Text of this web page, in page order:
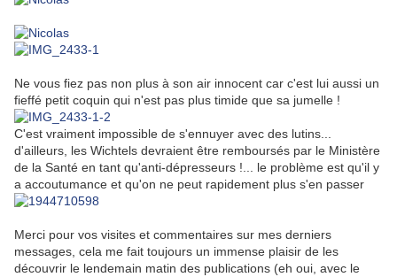
Ne vous fiez pas non plus à son air innocent car c'est lui aussi un
fieffé petit coquin qui n'est pas plus timide que sa jumelle !
C'est vraiment impossible de s'ennuyer avec des lutins...
d'ailleurs, les Wichtels devraient être remboursés par le Ministère
de la Santé en tant qu'anti-dépresseurs !... le problème est qu'il y
a accoutumance et qu'on ne peut rapidement plus s'en passer
Merci pour vos visites et commentaires sur mes derniers
messages, cela me fait toujours un immense plaisir de les
découvrir le lendemain matin des publications (eh oui, avec le